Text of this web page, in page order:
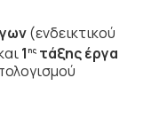
(ενδεικτικού
1 ηςτάξηςέργα